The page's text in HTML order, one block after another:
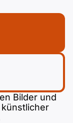
Bilder und